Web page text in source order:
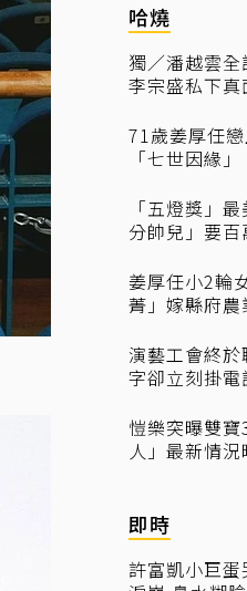
哈燒
獨／潘越雲
李宗盛私下真
71歲姜厚任
「七世因緣
「五燈獎」
分帥兒」要
姜厚任小2輪
菁」嫁縣府
演藝工會終
字卻立刻掛電
愷樂突曝雙
人」最新情況
即時
許富凱小巨蛋